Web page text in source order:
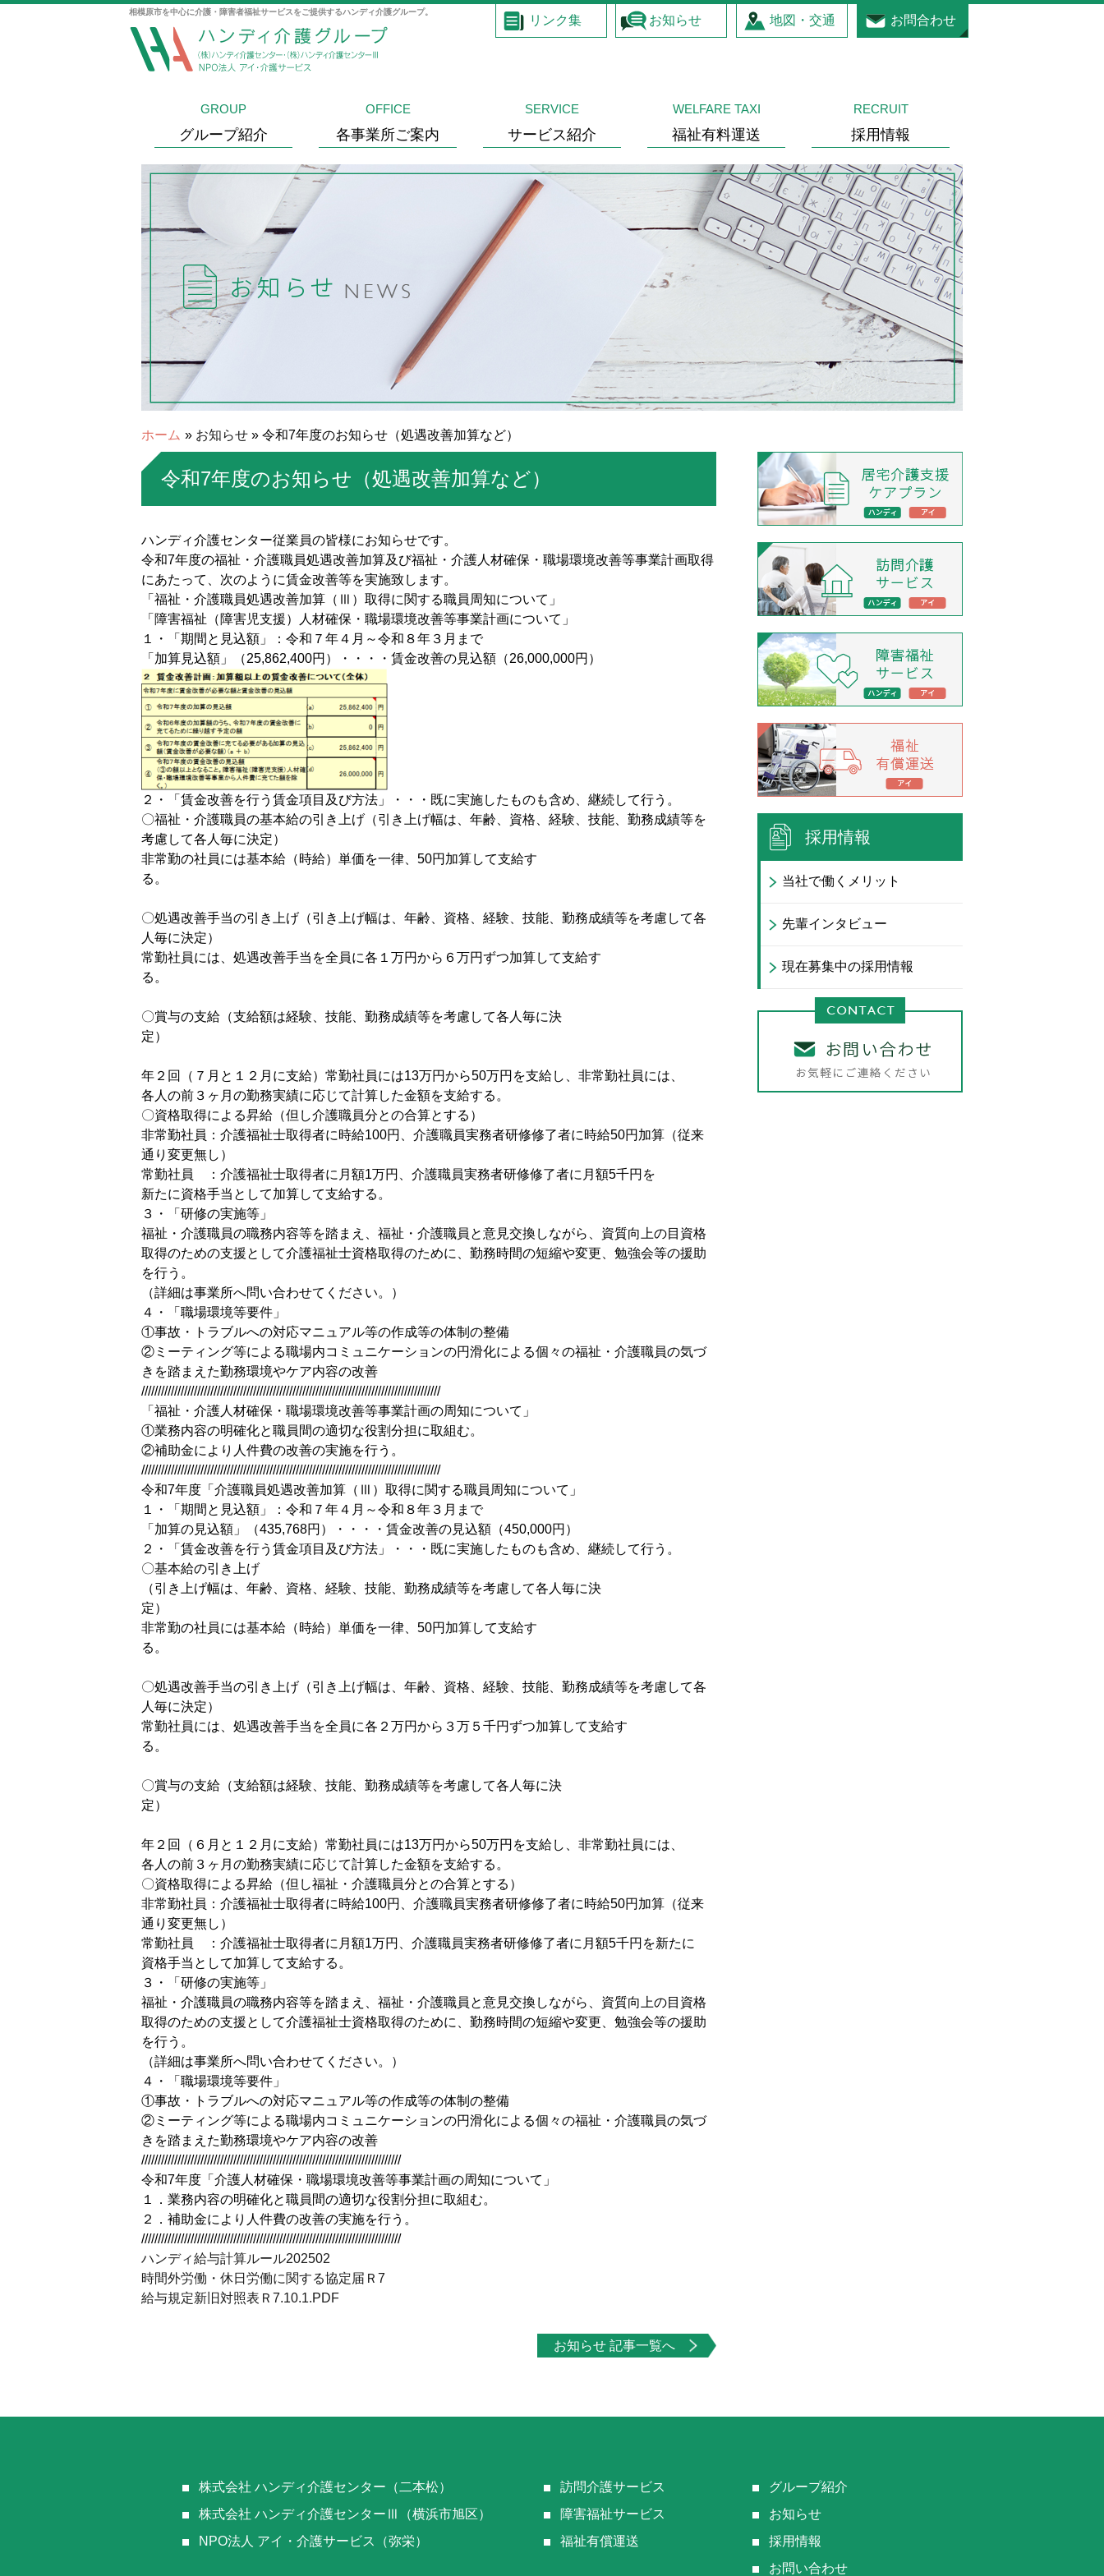
相模原市を中心に介護・障害者福祉サービスをご提供するハンディ介護グループ。
リンク集 お知らせ 地図・交通 お問合わせ
GROUP
グループ紹介
OFFICE
各事業所ご案内
SERVICE
サービス紹介
WELFARE TAXI
福祉有料運送
RECRUIT
採用情報
ホーム » お知らせ » 令和7年度のお知らせ（処遇改善加算など）
令和7年度のお知らせ（処遇改善加算など）
ハンディ介護センター従業員の皆様にお知らせです。
令和7年度の福祉・介護職員処遇改善加算及び福祉・介護人材確保・職場環境改善等事業計画取得
にあたって、次のように賃金改善等を実施致します。
「福祉・介護職員処遇改善加算（Ⅲ）取得に関する職員周知について」
「障害福祉（障害児支援）人材確保・職場環境改善等事業計画について」
１・「期間と見込額」：令和７年４月～令和８年３月まで
「加算見込額」（25,862,400円）・・・・賃金改善の見込額（26,000,000円）
２・「賃金改善を行う賃金項目及び方法」・・・既に実施したものも含め、継続して行う。
〇福祉・介護職員の基本給の引き上げ（引き上げ幅は、年齢、資格、経験、技能、勤務成績等を
考慮して各人毎に決定）
非常勤の社員には基本給（時給）単価を一律、50円加算して支給す
る。
〇処遇改善手当の引き上げ（引き上げ幅は、年齢、資格、経験、技能、勤務成績等を考慮して各
人毎に決定）
常勤社員には、処遇改善手当を全員に各１万円から６万円ずつ加算して支給す
る。
〇賞与の支給（支給額は経験、技能、勤務成績等を考慮して各人毎に決
定）
年２回（７月と１２月に支給）常勤社員には13万円から50万円を支給し、非常勤社員には、
各人の前３ヶ月の勤務実績に応じて計算した金額を支給する。
〇資格取得による昇給（但し介護職員分との合算とする）
非常勤社員：介護福祉士取得者に時給100円、介護職員実務者研修修了者に時給50円加算（従来
通り変更無し）
常勤社員 ：介護福祉士取得者に月額1万円、介護職員実務者研修修了者に月額5千円を
新たに資格手当として加算して支給する。
３・「研修の実施等」
福祉・介護職員の職務内容等を踏まえ、福祉・介護職員と意見交換しながら、資質向上の目資格
取得のための支援として介護福祉士資格取得のために、勤務時間の短縮や変更、勉強会等の援助
を行う。
（詳細は事業所へ問い合わせてください。）
４・「職場環境等要件」
①事故・トラブルへの対応マニュアル等の作成等の体制の整備
②ミーティング等による職場内コミュニケーションの円滑化による個々の福祉・介護職員の気づ
きを踏まえた勤務環境やケア内容の改善
///////////////////////////////////////////////////////////////////////////////////////////
「福祉・介護人材確保・職場環境改善等事業計画の周知について」
①業務内容の明確化と職員間の適切な役割分担に取組む。
②補助金により人件費の改善の実施を行う。
///////////////////////////////////////////////////////////////////////////////////////////
令和7年度「介護職員処遇改善加算（Ⅲ）取得に関する職員周知について」
１・「期間と見込額」：令和７年４月～令和８年３月まで
「加算の見込額」（435,768円）・・・・賃金改善の見込額（450,000円）
２・「賃金改善を行う賃金項目及び方法」・・・既に実施したものも含め、継続して行う。
〇基本給の引き上げ
（引き上げ幅は、年齢、資格、経験、技能、勤務成績等を考慮して各人毎に決
定）
非常勤の社員には基本給（時給）単価を一律、50円加算して支給す
る。
〇処遇改善手当の引き上げ（引き上げ幅は、年齢、資格、経験、技能、勤務成績等を考慮して各
人毎に決定）
常勤社員には、処遇改善手当を全員に各２万円から３万５千円ずつ加算して支給す
る。
〇賞与の支給（支給額は経験、技能、勤務成績等を考慮して各人毎に決
定）
年２回（６月と１２月に支給）常勤社員には13万円から50万円を支給し、非常勤社員には、
各人の前３ヶ月の勤務実績に応じて計算した金額を支給する。
〇資格取得による昇給（但し福祉・介護職員分との合算とする）
非常勤社員：介護福祉士取得者に時給100円、介護職員実務者研修修了者に時給50円加算（従来
通り変更無し）
常勤社員 ：介護福祉士取得者に月額1万円、介護職員実務者研修修了者に月額5千円を新たに
資格手当として加算して支給する。
３・「研修の実施等」
福祉・介護職員の職務内容等を踏まえ、福祉・介護職員と意見交換しながら、資質向上の目資格
取得のための支援として介護福祉士資格取得のために、勤務時間の短縮や変更、勉強会等の援助
を行う。
（詳細は事業所へ問い合わせてください。）
４・「職場環境等要件」
①事故・トラブルへの対応マニュアル等の作成等の体制の整備
②ミーティング等による職場内コミュニケーションの円滑化による個々の福祉・介護職員の気づ
きを踏まえた勤務環境やケア内容の改善
///////////////////////////////////////////////////////////////////////////////
令和7年度「介護人材確保・職場環境改善等事業計画の周知について」
１．業務内容の明確化と職員間の適切な役割分担に取組む。
２．補助金により人件費の改善の実施を行う。
///////////////////////////////////////////////////////////////////////////////
ハンディ給与計算ルール202502
時間外労働・休日労働に関する協定届Ｒ7
給与規定新旧対照表Ｒ7.10.1.PDF
お知らせ 記事一覧へ
採用情報
当社で働くメリット
先輩インタビュー
現在募集中の採用情報
株式会社 ハンディ介護センター（二本松）
株式会社 ハンディ介護センターⅢ（横浜市旭区）
NPO法人 アイ・介護サービス（弥栄）
訪問介護サービス
障害福祉サービス
福祉有償運送
グループ紹介
お知らせ
採用情報
お問い合わせ